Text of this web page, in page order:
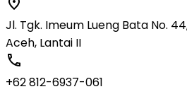
Jl. Tgk. Imeum Lueng Bata No.
Aceh, Lantai II
+62 812-6937-061